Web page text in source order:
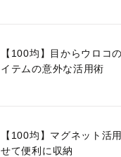
【100均】目からウロコ
イテムの意外な活用術
【100均】マグネット活
せて便利に収納